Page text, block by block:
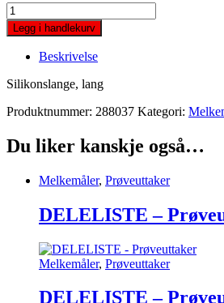
Silikonslange,
lang
quantity
Legg i handlekurv
Beskrivelse
Silikonslange, lang
Produktnummer: 288037 Kategori:
Du liker kanskje også…
Melkemåler, Prøveuttaker
DELELISTE –
Melkemåler, Prøveuttaker
DELELISTE –